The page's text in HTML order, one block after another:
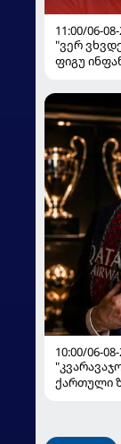
11:00/06-
"ვერ
ფიგუ
10:00/06-
ქართული